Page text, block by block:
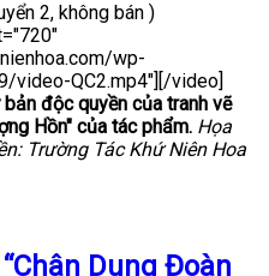
2, không bán )
wp-
video-QC2.mp4"][/video]
độc quyền của tranh vẽ
Hồn" của tác phẩm. Họa
Trường Tác Khứ Niên Hoa
Dung Đoàn